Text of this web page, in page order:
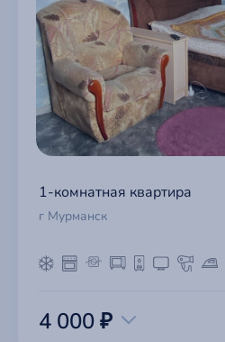
1-комнатная квартира
г Мурманск
4 000 ₽